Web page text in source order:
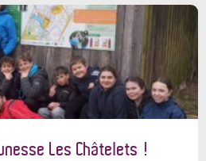
Les Châtelets !